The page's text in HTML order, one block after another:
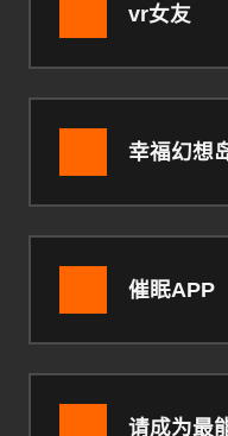
vr女友
幸福幻想
催眠APP
请成为最